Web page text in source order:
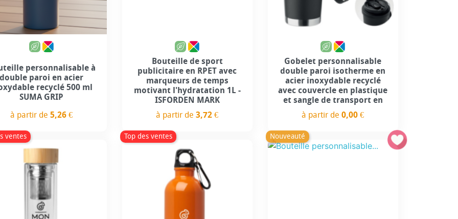
personnalisable à
double paroi en acier
recyclé 500 ml
SUMA GRIP
à partir de5,26 €
Bouteille de sport
publicitaire en RPET avec
marqueurs de temps
motivant l'hydratation 1L -
ISFORDEN MARK
à partir de3,72 €
Gobelet personnalisable
double paroi isotherme en
acier inoxydable recyclé
avec couvercle en plastique
et sangle de transport en
à partir de0,00 €
ventes Top des ventes Nouveauté